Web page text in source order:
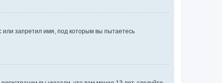
или запретил имя, под которым вы пытаетесь